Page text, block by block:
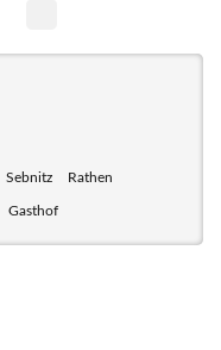
Sebnitz Rathen
Gasthof